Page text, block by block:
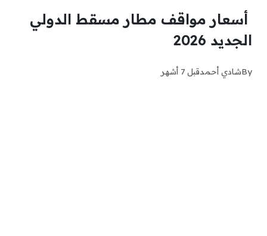
أسعار مواقف مطار مسقط الدولي
الجديد 2026
Byشادي أحمدقبل 7 أشهر